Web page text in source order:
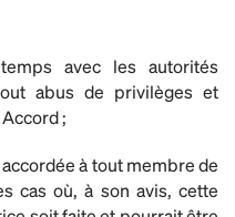
avec les autorités
abus de privilèges et
;
à tout membre de
cas où, à son avis, cette